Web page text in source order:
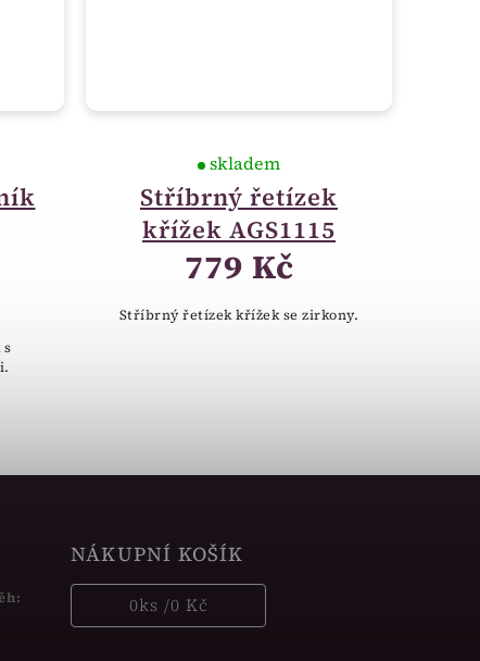
Stříbrný řetízek
křížek AGS1115
skladem
779 Kč
Stříbrný řetízek křížek se zirkony.
NÁKUPNÍ KOŠÍK
0ks /0 Kč